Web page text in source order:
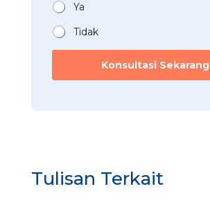
n
a
Ya
Tidak
Konsultasi Sekarang
Tulisan Terkait